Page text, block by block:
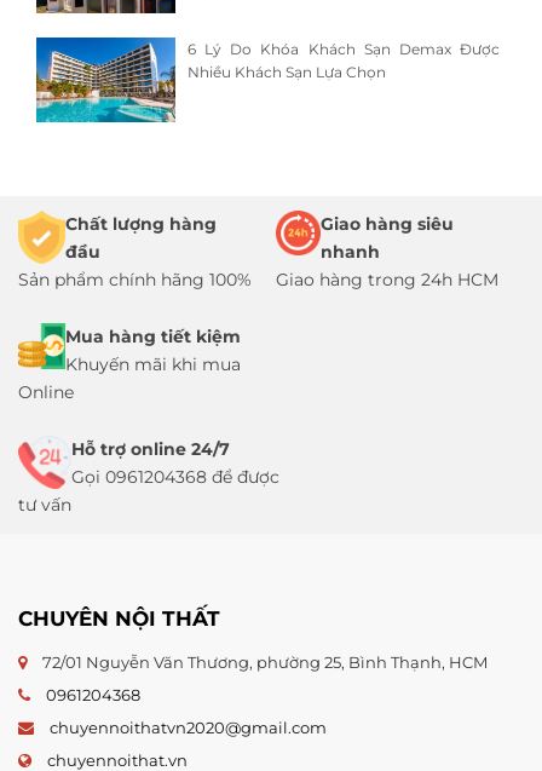
6 Lý Do Khóa Khách Sạn Demax Được
Nhiều Khách Sạn Lựa Chọn
Chất lượng hàng
đầu
Sản phẩm chính hãng 100%
Giao hàng siêu
nhanh
Giao hàng trong 24h HCM
Mua hàng tiết kiệm
Khuyến mãi khi mua
Online
Hỗ trợ online 24/7
Gọi 0961204368 để được
tư vấn
CHUYÊN NỘI THẤT
72/01 Nguyễn Văn Thương, phường 25, Bình Thạnh, HCM
0961204368
chuyennoithatvn2020@gmail.com
chuyennoithat.vn